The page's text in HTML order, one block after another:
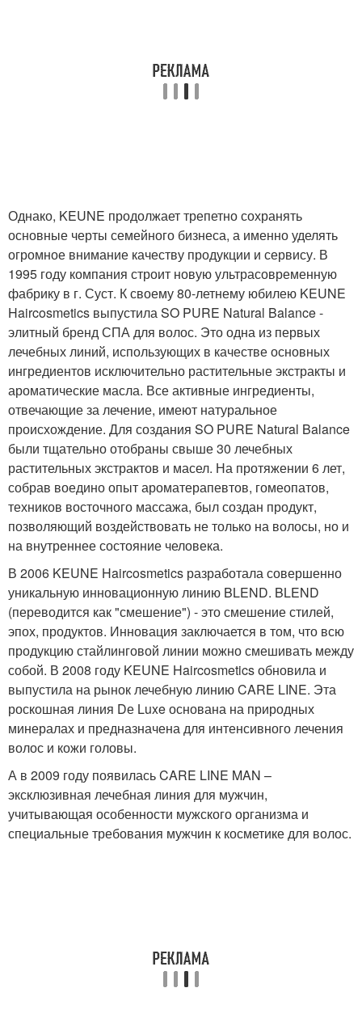
Однако, KEUNE продолжает трепетно сохранять
основные черты семейного бизнеса, а именно уделять
огромное внимание качеству продукции и сервису. В
1995 году компания строит новую ультрасовременную
фабрику в г. Суст. К своему 80-летнему юбилею KEUNE
Haircosmetics выпустила SO PURE Natural Balance -
элитный бренд СПА для волос. Это одна из первых
лечебных линий, использующих в качестве основных
ингредиентов исключительно растительные экстракты и
ароматические масла. Все активные ингредиенты,
отвечающие за лечение, имеют натуральное
происхождение. Для создания SO PURE Natural Balance
были тщательно отобраны свыше 30 лечебных
растительных экстрактов и масел. На протяжении 6 лет,
собрав воедино опыт ароматерапевтов, гомеопатов,
техников восточного массажа, был создан продукт,
позволяющий воздействовать не только на волосы, но и
на внутреннее состояние человека.
В 2006 KEUNE Haircosmetics разработала совершенно
уникальную инновационную линию BLEND. BLEND
(переводится как "смешение") - это смешение стилей,
эпох, продуктов. Инновация заключается в том, что всю
продукцию стайлинговой линии можно смешивать между
собой. В 2008 году KEUNE Haircosmetics обновила и
выпустила на рынок лечебную линию CARE LINE. Эта
роскошная линия Dе Luxe основана на природных
минералах и предназначена для интенсивного лечения
волос и кожи головы.
А в 2009 году появилась CARE LINE MAN –
эксклюзивная лечебная линия для мужчин,
учитывающая особенности мужского организма и
специальные требования мужчин к косметике для волос.